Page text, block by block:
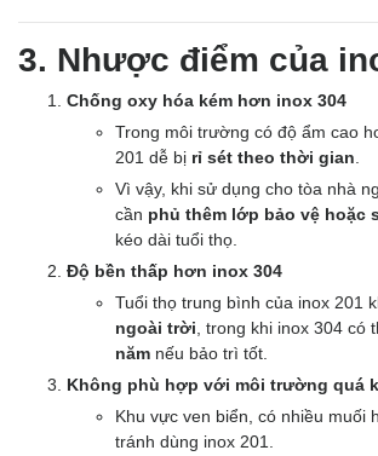
3. Nhược điểm của
Chống oxy hóa kém hơn inox 304
Trong môi trường có độ ẩm cao
201 dễ bị rỉ sét theo thời gian
Vì vậy, khi sử dụng cho tòa nhà
cần phủ thêm lớp bảo vệ hoặc
kéo dài tuổi thọ.
Độ bền thấp hơn inox 304
Tuổi thọ trung bình của inox 201
ngoài trời , trong khi inox 304 có
năm nếu bảo trì tốt.
Không phù hợp với môi trường quá
Khu vực ven biển, có nhiều muối
tránh dùng inox 201.